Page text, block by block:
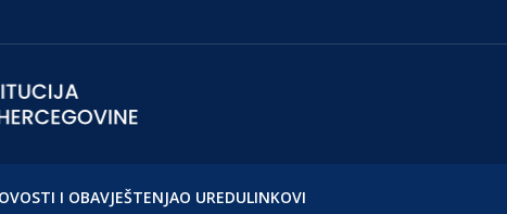
I OBAVJEŠTENJAO UREDULINKOVI